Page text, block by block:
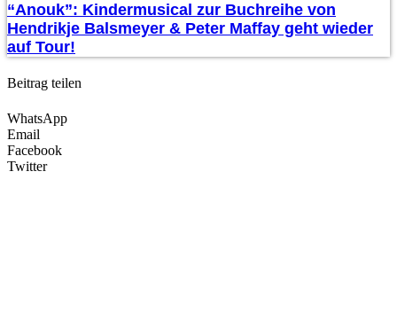
“Anouk”: Kindermusical zur Buchreihe von
Hendrikje Balsmeyer & Peter Maffay geht wieder
auf Tour!
Beitrag teilen
WhatsApp
Email
Facebook
Twitter